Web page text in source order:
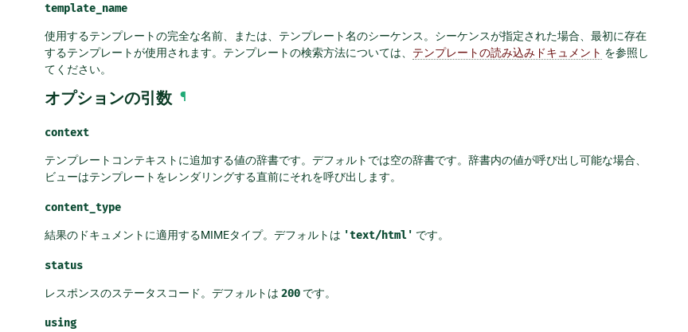
template_name
使用するテンプレートの完全な名前、または、テンプレート名のシーケンス。シーケンスが指定された場合、最初に存在
するテンプレートが使用されます。テンプレートの検索方法については、 テンプレートの読み込みドキュメント を参照し
てください。
オプションの引数 ¶
context
テンプレートコンテキストに追加する値の辞書です。デフォルトでは空の辞書です。辞書内の値が呼び出し可能な場合、
ビューはテンプレートをレンダリングする直前にそれを呼び出します。
content_type
結果のドキュメントに適用するMIMEタイプ。デフォルトは 'text/html' です。
status
レスポンスのステータスコード。デフォルトは 200 です。
using